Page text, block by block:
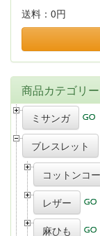
送料： 0円
商品カテゴリー
ミサンガ
ブレスレット
コットンコ
レザー
麻ひも